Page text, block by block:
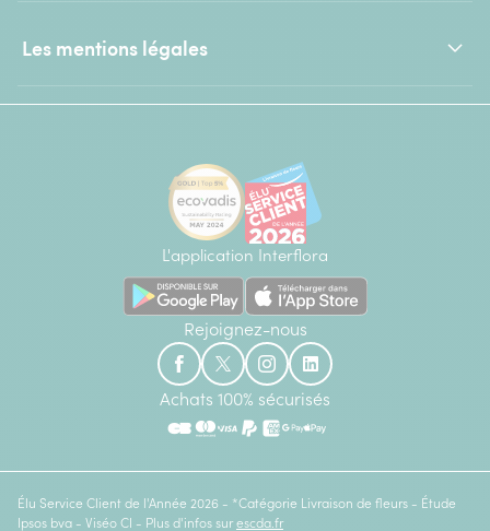
Les mentions légales
L'application Interflora
Rejoignez-nous
Achats 100% sécurisés
Élu Service Client de l'Année 2026 - *Catégorie Livraison de fleurs - Étude
Ipsos bva - Viséo CI - Plus d'infos sur escda.fr